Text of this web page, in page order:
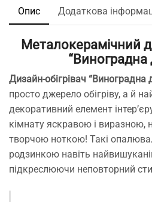
Опис Додаткова
Металокерамічний
“Виноградна
Дизайн-обігрівач “Виноградна
просто джерело обігріву, а й
декоративний елемент
кімнату яскравою і виразною,
творчою ноткою! Такі
родзинкою навіть
підкреслюючи неповторний